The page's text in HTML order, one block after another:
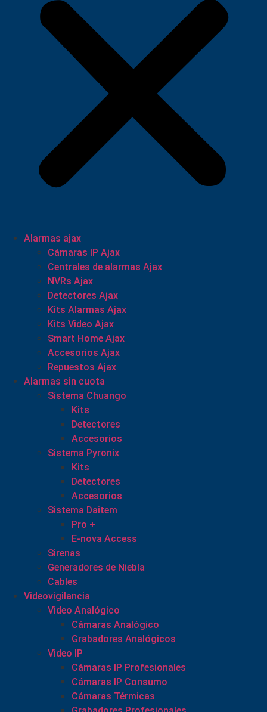
Alarmas ajax
Cámaras IP Ajax
Centrales de alarmas Ajax
NVRs Ajax
Detectores Ajax
Kits Alarmas Ajax
Kits Video Ajax
Smart Home Ajax
Accesorios Ajax
Repuestos Ajax
Alarmas sin cuota
Sistema Chuango
Kits
Detectores
Accesorios
Sistema Pyronix
Kits
Detectores
Accesorios
Sistema Daitem
Pro +
E-nova Access
Sirenas
Generadores de Niebla
Cables
Videovigilancia
Video Analógico
Cámaras Analógico
Grabadores Analógicos
Video IP
Cámaras IP Profesionales
Cámaras IP Consumo
Cámaras Térmicas